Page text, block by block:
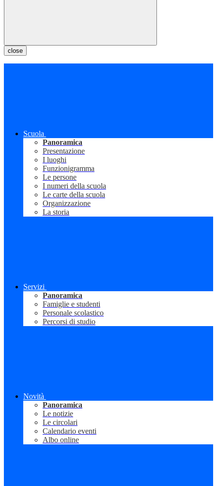
close
Scuola
Panoramica
Presentazione
I luoghi
Funzionigramma
Le persone
I numeri della scuola
Le carte della scuola
Organizzazione
La storia
Servizi
Panoramica
Famiglie e studenti
Personale scolastico
Percorsi di studio
Novità
Panoramica
Le notizie
Le circolari
Calendario eventi
Albo online